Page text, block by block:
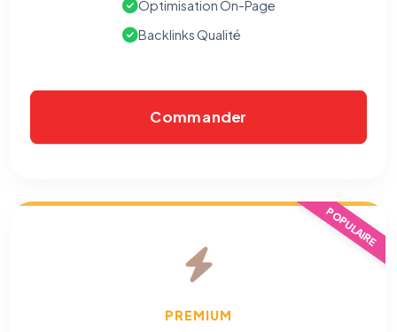
Optimisation On-Page
Backlinks Qualité
Commander
POPULAIRE
PREMIUM